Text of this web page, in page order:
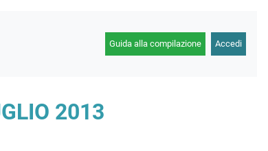
Guida alla compilazione Accedi
2013